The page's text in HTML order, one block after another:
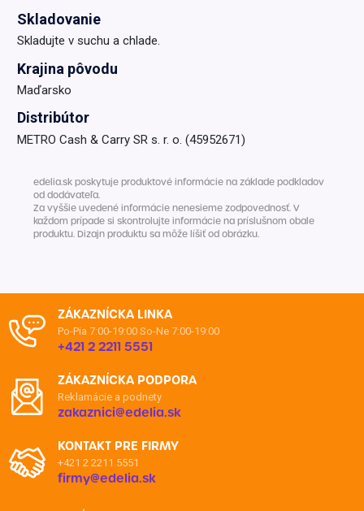
Skladovanie
Skladujte v suchu a chlade.
Krajina pôvodu
Maďarsko
Distribútor
METRO Cash & Carry SR s. r. o. (45952671)
edelia.sk poskytuje produktové informácie na základe podkladov
od dodávateľa.
Za vyššie uvedené informácie nenesieme zodpovednosť. V
každom prípade si skontrolujte informácie na príslušnom obale
produktu. Dizajn produktu sa môže líšiť od obrázku.
ZÁKAZNÍCKA LINKA
Po-Pia 7:00-19:00 So-Ne 7:00-19:00
+421 2 2211 5551
ZÁKAZNÍCKA PODPORA
Reklamácie a podnety
zakaznici@edelia.sk
KONTAKT PRE FIRMY
+421 2 2211 5551
firmy@edelia.sk